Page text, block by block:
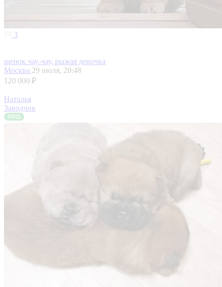
3
щенок чау-чау, рыжая девочка
Москва 29 июля, 20:48
120 000 ₽
Наталья
Заводчик